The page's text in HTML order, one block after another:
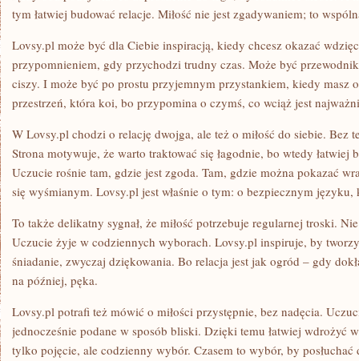
tym łatwiej budować relacje. Miłość nie jest zgadywaniem; to
Lovsy.pl może być dla Ciebie inspiracją, kiedy chcesz okazać
przypomnieniem, gdy przychodzi trudny czas. Może być
ciszy. I może być po prostu przyjemnym przystankiem, kiedy masz
przestrzeń, która koi, bo przypomina o czymś, co wciąż jest
W Lovsy.pl chodzi o relację dwojga, ale też o miłość do siebie. Bez
Strona motywuje, że warto traktować się łagodnie, bo wtedy łatwiej
Uczucie rośnie tam, gdzie jest zgoda. Tam, gdzie można pokazać
się wyśmianym. Lovsy.pl jest właśnie o tym: o bezpiecznym języku,
To także delikatny sygnał, że miłość potrzebuje regularnej troski.
Uczucie żyje w codziennych wyborach. Lovsy.pl inspiruje, by
śniadanie, zwyczaj dziękowania. Bo relacja jest jak ogród – gdy
na później, pęka.
Lovsy.pl potrafi też mówić o miłości przystępnie, bez nadęcia.
jednocześnie podane w sposób bliski. Dzięki temu łatwiej wdrożyć
tylko pojęcie, ale codzienny wybór. Czasem to wybór, by